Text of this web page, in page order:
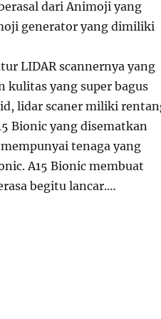
dari Animoji yang
generator yang dimiliki
LIDAR scannernya yang
yang super bagus
lidar scaner miliki
Bionic yang disematkan
tenaga yang
A15 Bionic membuat
begitu lancar.…